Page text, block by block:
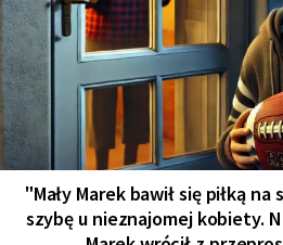
"Mały Marek bawił się piłką
szybę u nieznajomej kobiety.